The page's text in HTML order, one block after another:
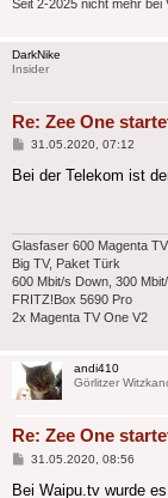
Seit 2-2025 nicht mehr bei
DarkNike
Insider
Re: Zee One
Beitrag
31.05.2020, 07:12
Bei der Telekom ist
Glasfaser 600 Magenta
Big TV, Paket Türk
600 Mbit/s Down, 300
FRITZ!Box 5690 Pro
2x Magenta TV One V2
andi410
Görlitzer
Re: Zee One
Beitrag
31.05.2020, 08:56
Bei Waipu.tv wurde